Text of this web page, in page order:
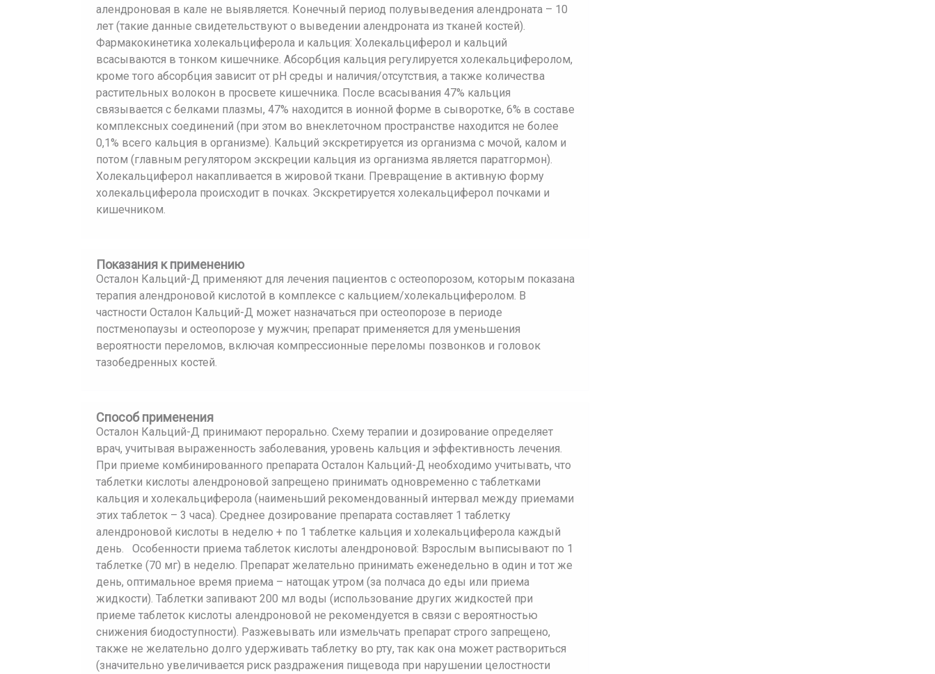
алендроновая в кале не выявляется. Конечный период полувыведения алендроната – 10
лет (такие данные свидетельствуют о выведении алендроната из тканей костей).
Фармакокинетика холекальциферола и кальция: Холекальциферол и кальций
всасываются в тонком кишечнике. Абсорбция кальция регулируется холекальциферолом,
кроме того абсорбция зависит от pH среды и наличия/отсутствия, а также количества
растительных волокон в просвете кишечника. После всасывания 47% кальция
связывается с белками плазмы, 47% находится в ионной форме в сыворотке, 6% в составе
комплексных соединений (при этом во внеклеточном пространстве находится не более
0,1% всего кальция в организме). Кальций экскретируется из организма с мочой, калом и
потом (главным регулятором экскреции кальция из организма является паратгормон).
Холекальциферол накапливается в жировой ткани. Превращение в активную форму
холекальциферола происходит в почках. Экскретируется холекальциферол почками и
кишечником.
Показания к применению
Осталон Кальций-Д применяют для лечения пациентов с остеопорозом, которым показана
терапия алендроновой кислотой в комплексе с кальцием/холекальциферолом. В
частности Осталон Кальций-Д может назначаться при остеопорозе в периоде
постменопаузы и остеопорозе у мужчин; препарат применяется для уменьшения
вероятности переломов, включая компрессионные переломы позвонков и головок
тазобедренных костей.
Способ применения
Осталон Кальций-Д принимают перорально. Схему терапии и дозирование определяет
врач, учитывая выраженность заболевания, уровень кальция и эффективность лечения.
При приеме комбинированного препарата Осталон Кальций-Д необходимо учитывать, что
таблетки кислоты алендроновой запрещено принимать одновременно с таблетками
кальция и холекальциферола (наименьший рекомендованный интервал между приемами
этих таблеток – 3 часа). Среднее дозирование препарата составляет 1 таблетку
алендроновой кислоты в неделю + по 1 таблетке кальция и холекальциферола каждый
день. Особенности приема таблеток кислоты алендроновой: Взрослым выписывают по 1
таблетке (70 мг) в неделю. Препарат желательно принимать еженедельно в один и тот же
день, оптимальное время приема – натощак утром (за полчаса до еды или приема
жидкости). Таблетки запивают 200 мл воды (использование других жидкостей при
приеме таблеток кислоты алендроновой не рекомендуется в связи с вероятностью
снижения биодоступности). Разжевывать или измельчать препарат строго запрещено,
также не желательно долго удерживать таблетку во рту, так как она может раствориться
(значительно увеличивается риск раздражения пищевода при нарушении целостности